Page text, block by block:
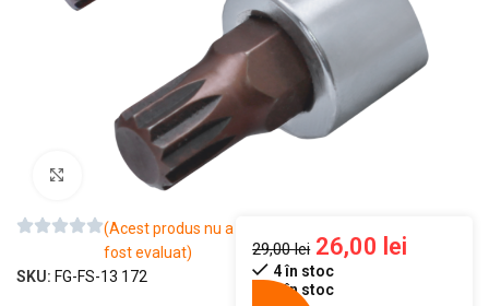
Mărește imaginea
(Acest produs nu a
fost evaluat)
SKU: FG-FS-13 172
29,00lei 26,00 lei
4 în stoc
4 în stoc